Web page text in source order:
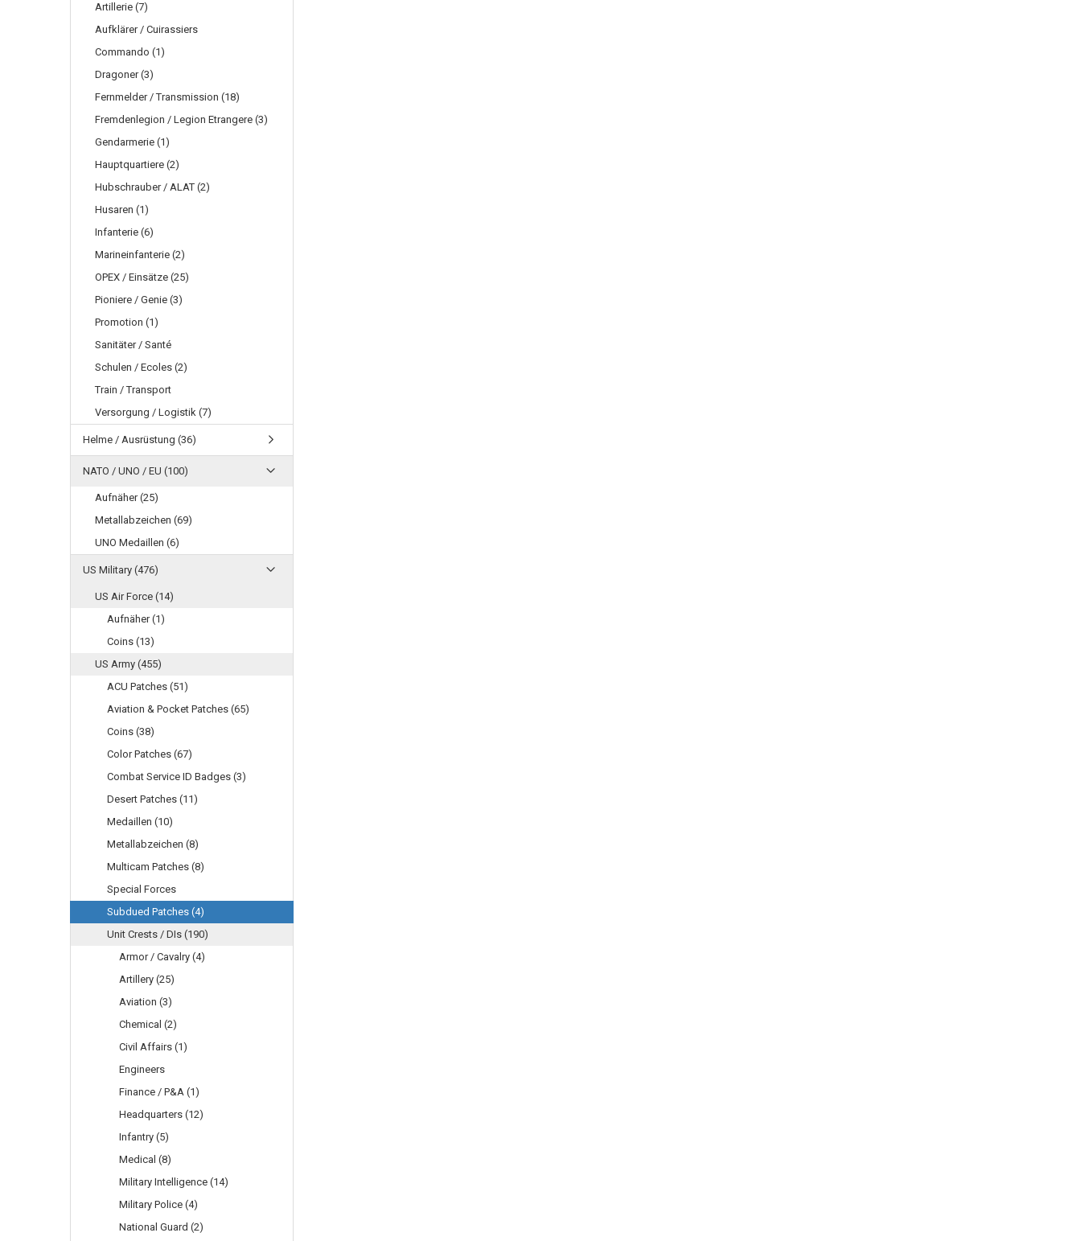
Artillerie (7)
Aufklärer / Cuirassiers
Commando (1)
Dragoner (3)
Fernmelder / Transmission (18)
Fremdenlegion / Legion Etrangere (3)
Gendarmerie (1)
Hauptquartiere (2)
Hubschrauber / ALAT (2)
Husaren (1)
Infanterie (6)
Marineinfanterie (2)
OPEX / Einsätze (25)
Pioniere / Genie (3)
Promotion (1)
Sanitäter / Santé
Schulen / Ecoles (2)
Train / Transport
Versorgung / Logistik (7)
Helme / Ausrüstung (36)
NATO / UNO / EU (100)
Aufnäher (25)
Metallabzeichen (69)
UNO Medaillen (6)
US Military (476)
US Air Force (14)
Aufnäher (1)
Coins (13)
US Army (455)
ACU Patches (51)
Aviation & Pocket Patches (65)
Coins (38)
Color Patches (67)
Combat Service ID Badges (3)
Desert Patches (11)
Medaillen (10)
Metallabzeichen (8)
Multicam Patches (8)
Special Forces
Subdued Patches (4)
Unit Crests / DIs (190)
Armor / Cavalry (4)
Artillery (25)
Aviation (3)
Chemical (2)
Civil Affairs (1)
Engineers
Finance / P&A (1)
Headquarters (12)
Infantry (5)
Medical (8)
Military Intelligence (14)
Military Police (4)
National Guard (2)